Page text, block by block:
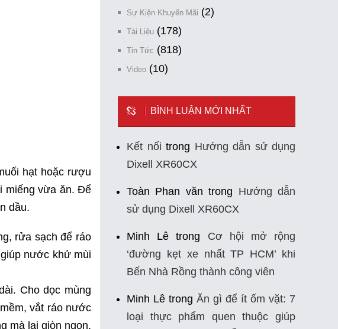
hạt hoặc rượu
miếng vừa ăn. Để
dầu.
rửa sạch để ráo
nước khử mùi
Cho dọc mùng
vắt ráo nước
mà lại giòn ngon.
Sự Kiện Khuyến Mãi (2)
Tài Liệu (178)
Tin Tức (818)
Video (10)
BÌNH LUẬN MỚI NHẤT
Kết nối trong Hướng dẫn sử dụng
Dixell XR60CX
Toàn Phan văn trong Hướng dẫn
sử dụng Dixell XR60CX
Minh Lê trong Cơ hội mở rộng
‘đường kẹt xe nhất TP HCM’ khi
Bến Nhà Rồng thành công viên
Minh Lê trong Ăn gì để ít ốm vặt: 7
loại thực phẩm quen thuộc giúp